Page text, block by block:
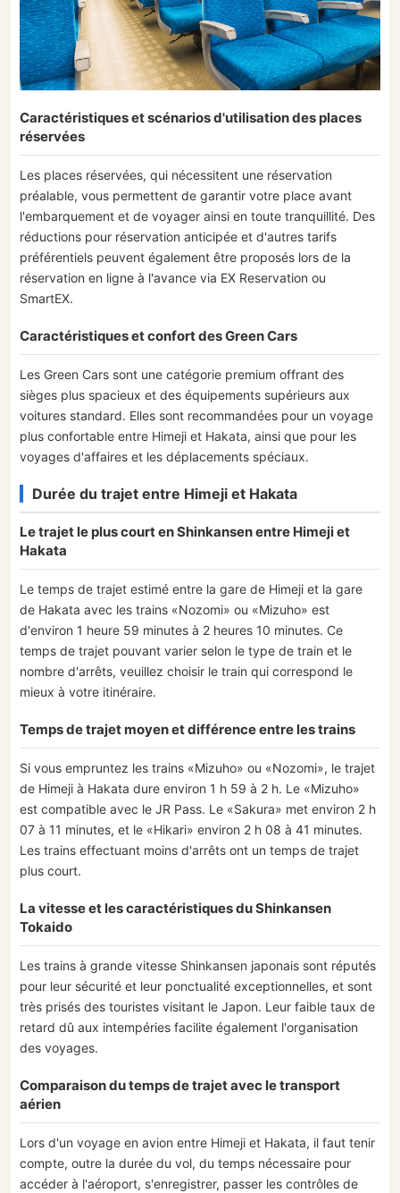
Caractéristiques et scénarios d'utilisation des places
réservées
Les places réservées, qui nécessitent une réservation
préalable, vous permettent de garantir votre place avant
l'embarquement et de voyager ainsi en toute tranquillité. Des
réductions pour réservation anticipée et d'autres tarifs
préférentiels peuvent également être proposés lors de la
réservation en ligne à l'avance via EX Reservation ou
SmartEX.
Caractéristiques et confort des Green Cars
Les Green Cars sont une catégorie premium offrant des
sièges plus spacieux et des équipements supérieurs aux
voitures standard. Elles sont recommandées pour un voyage
plus confortable entre Himeji et Hakata, ainsi que pour les
voyages d'affaires et les déplacements spéciaux.
Durée du trajet entre Himeji et Hakata
Le trajet le plus court en Shinkansen entre Himeji et
Hakata
Le temps de trajet estimé entre la gare de Himeji et la gare
de Hakata avec les trains «Nozomi» ou «Mizuho» est
d'environ 1 heure 59 minutes à 2 heures 10 minutes. Ce
temps de trajet pouvant varier selon le type de train et le
nombre d'arrêts, veuillez choisir le train qui correspond le
mieux à votre itinéraire.
Temps de trajet moyen et différence entre les trains
Si vous empruntez les trains «Mizuho» ou «Nozomi», le trajet
de Himeji à Hakata dure environ 1 h 59 à 2 h. Le «Mizuho»
est compatible avec le JR Pass. Le «Sakura» met environ 2 h
07 à 11 minutes, et le «Hikari» environ 2 h 08 à 41 minutes.
Les trains effectuant moins d'arrêts ont un temps de trajet
plus court.
La vitesse et les caractéristiques du Shinkansen
Tokaido
Les trains à grande vitesse Shinkansen japonais sont réputés
pour leur sécurité et leur ponctualité exceptionnelles, et sont
très prisés des touristes visitant le Japon. Leur faible taux de
retard dû aux intempéries facilite également l'organisation
des voyages.
Comparaison du temps de trajet avec le transport
aérien
Lors d'un voyage en avion entre Himeji et Hakata, il faut tenir
compte, outre la durée du vol, du temps nécessaire pour
accéder à l'aéroport, s'enregistrer, passer les contrôles de